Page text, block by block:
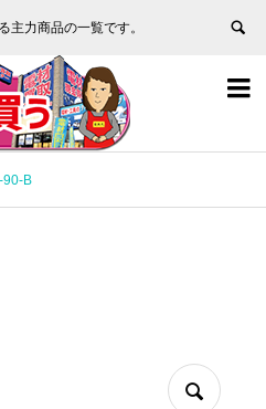
主力商品の一覧です。


90-B